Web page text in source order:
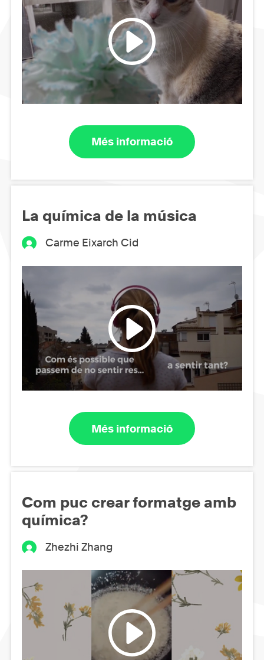
Més informació
La química de la música
Carme Eixarch Cid
Més informació
Com puc crear formatge amb
química?
Zhezhi Zhang